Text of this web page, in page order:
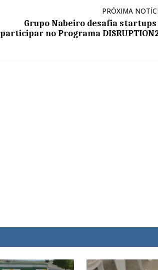
PRÓXIMA
Grupo Nabeiro desafia startups
participar no Programa